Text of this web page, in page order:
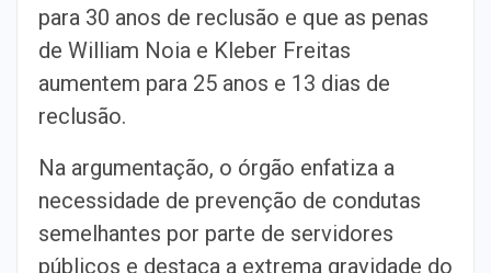
para 30 anos de reclusão e que as penas
de William Noia e Kleber Freitas
aumentem para 25 anos e 13 dias de
reclusão.
Na argumentação, o órgão enfatiza a
necessidade de prevenção de condutas
semelhantes por parte de servidores
públicos e destaca a extrema gravidade do